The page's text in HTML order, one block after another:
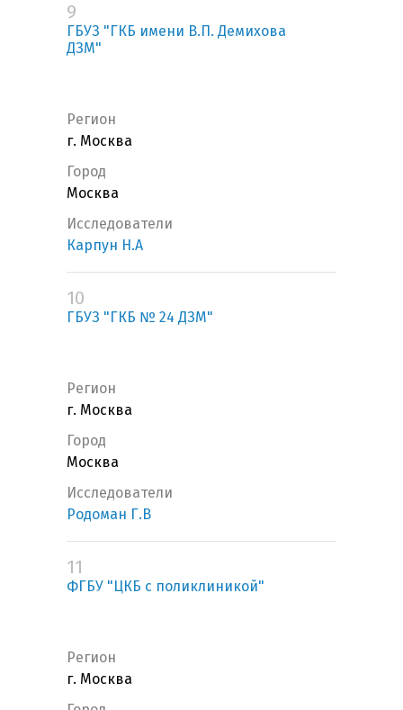
9
ГБУЗ "ГКБ имени В.П. Демихова
ДЗМ"
Регион
г. Москва
Город
Москва
Исследователи
Карпун Н.А
10
ГБУЗ "ГКБ № 24 ДЗМ"
Регион
г. Москва
Город
Москва
Исследователи
Родоман Г.В
11
ФГБУ "ЦКБ с поликлиникой"
Регион
г. Москва